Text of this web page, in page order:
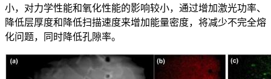
小，对力学性能和氧化性能的影响较小，通过增加激光功率、
降低层厚度和降低扫描速度来增加能量密度，将减少不完全熔
化问题，同时降低孔隙率。